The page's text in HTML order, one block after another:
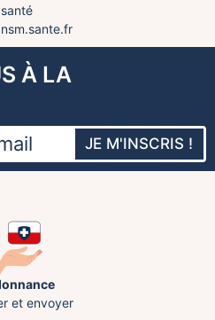
santé
À LA
JE M'INSCRIS !
et envoyer